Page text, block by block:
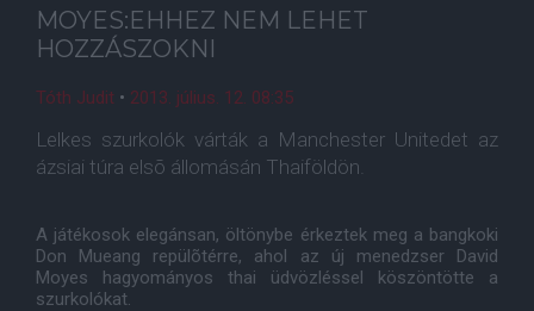
MOYES:EHHEZ NEM LEHET
HOZZÁSZOKNI
Tóth Judit • 2013. július. 12. 08:35
Lelkes szurkolók várták a Manchester Unitedet az
ázsiai túra elsõ állomásán Thaiföldön.
A játékosok elegánsan, öltönybe érkeztek meg a bangkoki
Don Mueang repülõtérre, ahol az új menedzser David
Moyes hagyományos thai üdvözléssel köszöntötte a
szurkolókat.